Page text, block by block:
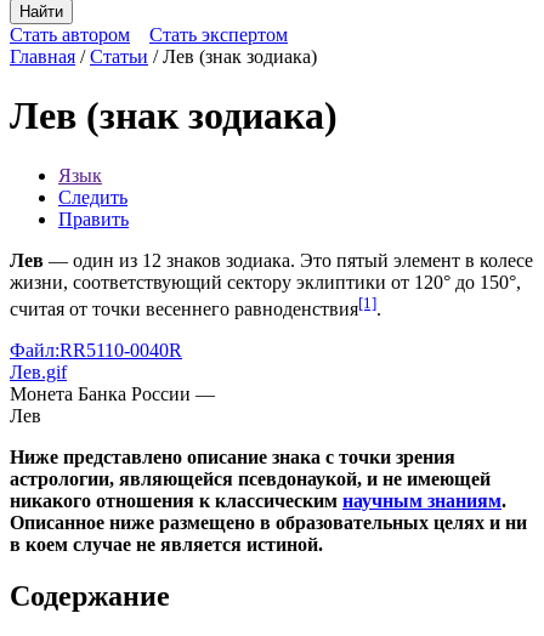
Найти
Стать автором
Стать экспертом
Главная /Статьи /Лев (знак зодиака)
Лев (знак зодиака)
Язык
Следить
Править
Лев — один из 12 знаков зодиака. Это пятый элемент в колесе
жизни, соответствующий сектору эклиптики от 120° до 150°,
считая от точки весеннего равноденствия[1].
Файл:RR5110-0040R
Лев.gif
Монета Банка России —
Лев
Ниже представлено описание знака с точки зрения
астрологии, являющейся псевдонаукой, и не имеющей
никакого отношения к классическим научным знаниям.
Описанное ниже размещено в образовательных целях и ни
в коем случае не является истиной.
Содержание